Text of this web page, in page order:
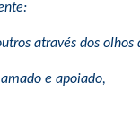
através dos
e apoiado,